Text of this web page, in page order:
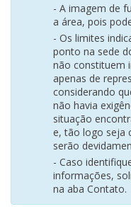
- A imagem de
a área, pois
- Os limites
ponto na sede
não constituem
apenas de
considerando
não havia
situação
e, tão logo seja
serão
- Caso
informações,
na aba Contato.